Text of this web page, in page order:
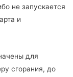
не запускается
и
для
сгорания, до